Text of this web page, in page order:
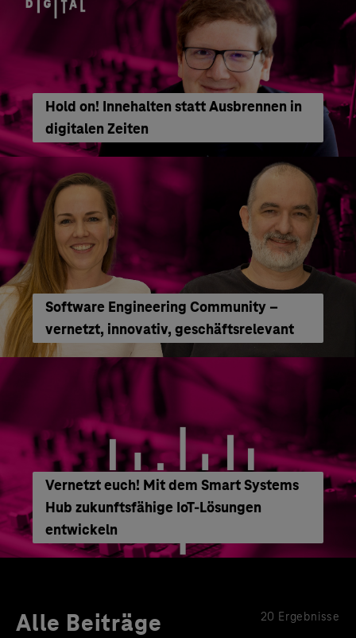
Hold on! Innehalten statt Ausbrennen in
digitalen Zeiten
Software Engineering Community –
vernetzt, innovativ, geschäftsrelevant
Vernetzt euch! Mit dem Smart Systems
Hub zukunftsfähige IoT-Lösungen
entwickeln
Alle Beiträge 20 Ergebnisse